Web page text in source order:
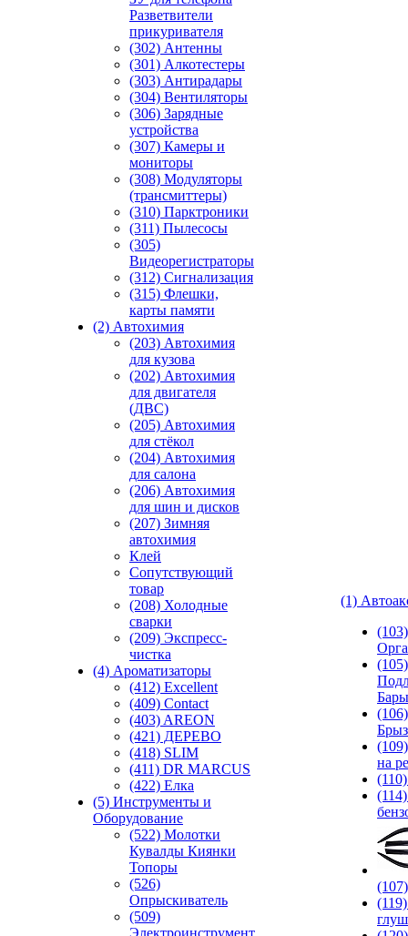
Разветвители
прикуривателя
(302) Антенны
(301) Алкотестеры
(303) Антирадары
(304) Вентиляторы
(306) Зарядные
устройства
(307) Камеры и
мониторы
(308) Модуляторы
(трансмиттеры)
(310) Парктроники
(311) Пылесосы
(305)
Видеорегистраторы
(312) Сигнализация
(315) Флешки,
карты памяти
(2) Автохимия
(203) Автохимия
для кузова
(202) Автохимия
для двигателя
(ДВС)
(205) Автохимия
для стёкол
(204) Автохимия
для салона
(206) Автохимия
для шин и дисков
(207) Зимняя
автохимия
Клей
Сопутствующий
товар
(208) Холодные
сварки
(209) Экспреcс-
чистка
(4) Ароматизаторы
(412) Excellent
(409) Contact
(403) AREON
(421) ДЕРЕВО
(418) SLIM
(411) DR MARCUS
(422) Елка
(5) Инструменты и
Оборудование
(522) Молотки
Кувалды Киянки
Топоры
(526)
Опрыскиватель
(509)
Электроинструмент
(1)
(105)
Бары
(106)
на